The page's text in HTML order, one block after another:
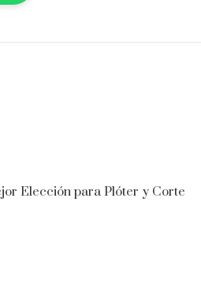
Elección para Plóter y Corte